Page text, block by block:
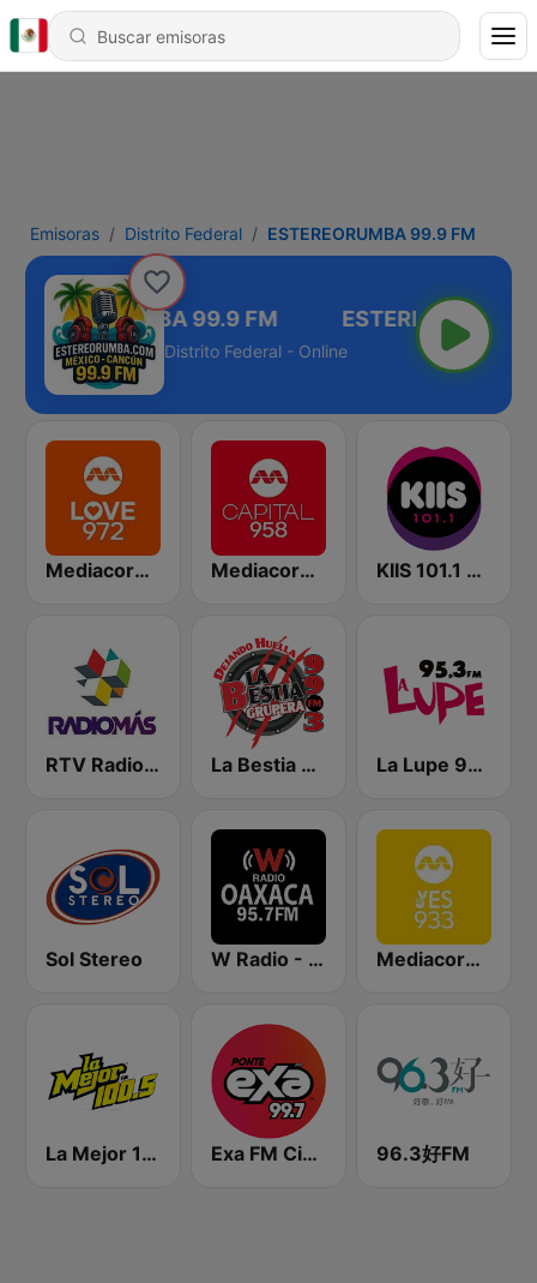
Emisoras Distrito Federal ESTEREORUMBA 99.9 FM
ESTEREORUMBA 99.9 FM
Distrito Federal - Online
Mediacorp LOVE 972 Mediacorp CAPITAL 958 KIIS 101.1 Melbourne
RTV Radio Más La Bestia Grupera 99.3 FM La Lupe 95.3 FM
Sol Stereo W Radio - Oaxaca Mediacorp YES 933
La Mejor 100.5 FM Exa FM Ciudad del Carmen 96.3好FM